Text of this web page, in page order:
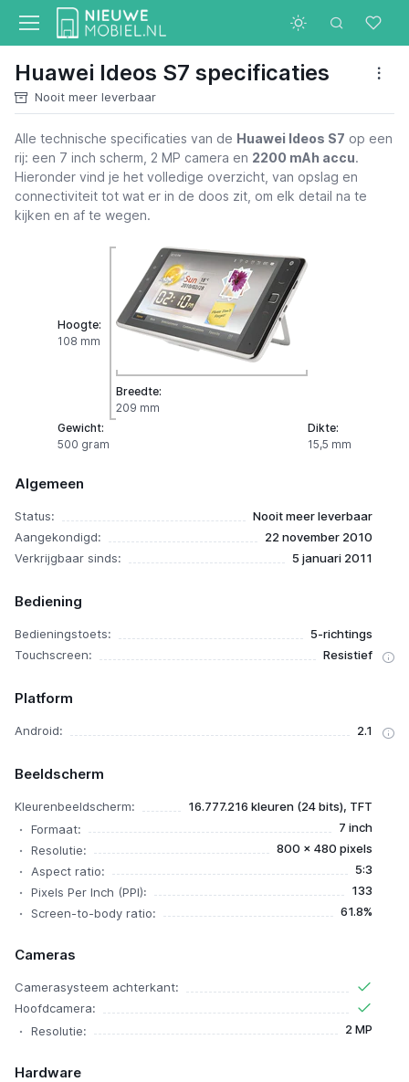
Huawei Ideos S7 specificaties
Nooit meer leverbaar
Alle technische specificaties van de Huawei Ideos S7 op een
rij: een 7 inch scherm, 2 MP camera en 2200 mAh accu.
Hieronder vind je het volledige overzicht, van opslag en
connectiviteit tot wat er in de doos zit, om elk detail na te
kijken en af te wegen.
Hoogte:
108 mm
Gewicht:
500 gram
Breedte:
209 mm
Dikte:
15,5 mm
Algemeen
Status:
Nooit meer leverbaar
Aangekondigd:
22 november 2010
Verkrijgbaar sinds:
5 januari 2011
Bediening
Bedieningstoets:
5-richtings
Touchscreen:
Resistief
Platform
Android: 2.1
Beeldscherm
Kleurenbeeldscherm:
16.777.216 kleuren (24 bits), TFT
Formaat:
7 inch
Resolutie:
800 x 480 pixels
Aspect ratio:
5:3
Pixels Per Inch (PPI):
133
Screen-to-body ratio:
61.8%
Cameras
Camerasysteem achterkant:
Hoofdcamera:
Resolutie:
2 MP
Hardware